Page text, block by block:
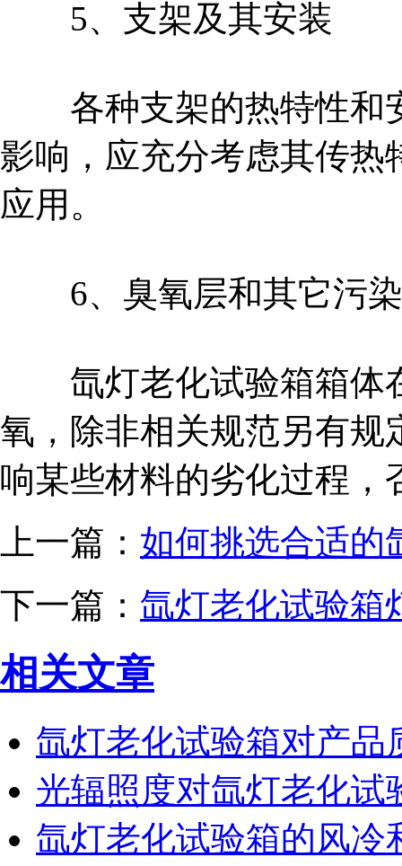
5、支架及其安装
各种支架的热特性和
影响，应充分考虑其传热
应用。
6、臭氧层和其它污
氙灯老化试验箱箱体
氧，除非相关规范另有规
响某些材料的劣化过程，
上一篇： 如何挑选合适的
下一篇： 氙灯老化试验箱
相关文章
氙灯老化试验箱对产品
光辐照度对氙灯老化试
氙灯老化试验箱的风冷